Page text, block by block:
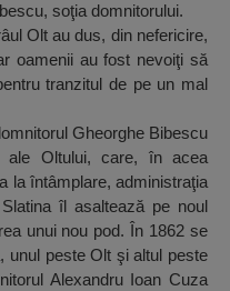
soţia domnitorului.
Olt au dus, din nefericire,
oamenii au fost nevoiţi să
tranzitul de pe un mal
Gheorghe Bibescu
ale Oltului, care, în acea
la întâmplare, administraţia
îl asaltează pe noul
unui nou pod. În 1862 se
unul peste Olt şi altul peste
Alexandru Ioan Cuza